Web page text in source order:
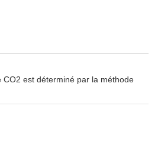
CO2 est déterminé par la méthode